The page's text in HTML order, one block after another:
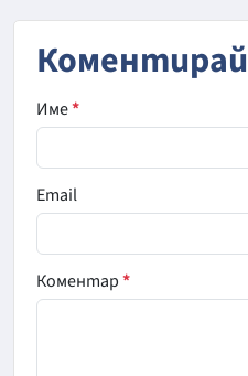
Коментирай
Име*
Email
Коментар*